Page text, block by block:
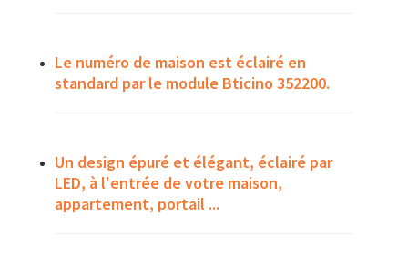
Le numéro de maison est éclairé en
standard par le module Bticino 352200.
Un design épuré et élégant, éclairé par
LED, à l'entrée de votre maison,
appartement, portail ...